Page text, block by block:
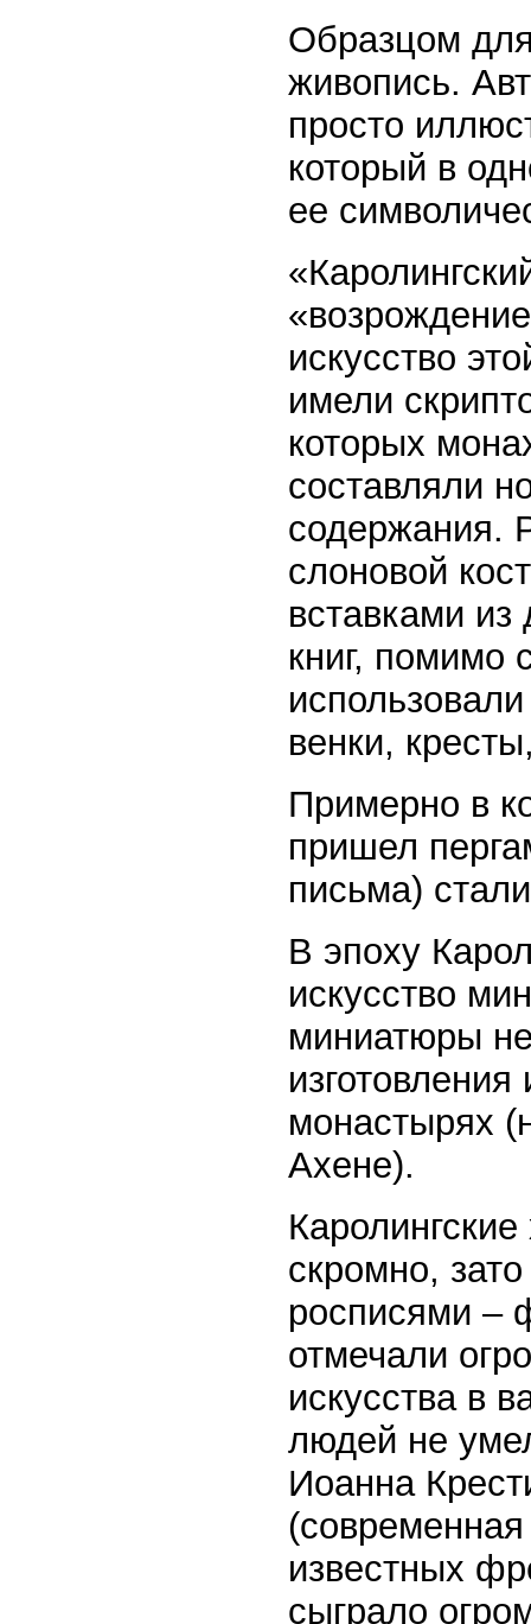
Образцом
живопись.
просто
который в
ее
искусство
имели
которых
составляли
содержания.
слоновой
вставками
книг, помимо
венки,
Примерно в
пришел
письма)
В эпоху
искусство
миниатюры
монастырях
Ахене).
скромно,
росписями –
отмечали
искусства в
людей не
Иоанна
известных
сыграло